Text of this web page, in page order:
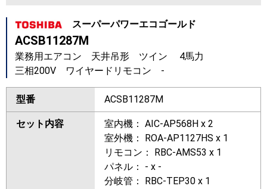
スーパーパワーエコゴールド
ACSB11287M
業務用エアコン 天井吊形 ツイン 4馬力
三相200V ワイヤードリモコン -
型番 ACSB11287M
セット内容
室内機： AIC-AP568H x 2
室外機： ROA-AP1127HS x 1
リモコン： RBC-AMS53 x 1
パネル： - x -
分岐管： RBC-TEP30 x 1